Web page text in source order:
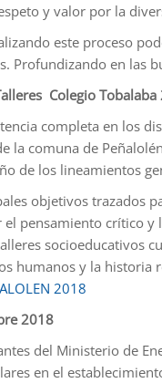
y valor por la
este proceso
Profundizando en las
Colegio Tobalaba
completa en los
la comuna de
de los lineamientos
objetivos trazados
el pensamiento crítico
socioeducativos
humanos y la historia
2018
2018
del Ministerio de
en el